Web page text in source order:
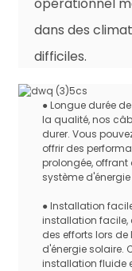
dans des
difficiles.
● Longue durée
la qualité, nos
durer. Vous
offrir des
prolongée, offrant
système
● Installation
installation facile,
des efforts lors
d'énergie solaire.
installation fluide